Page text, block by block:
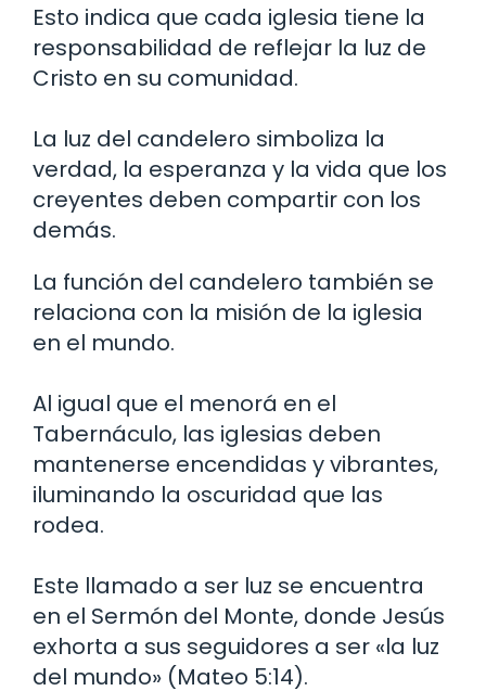
Esto indica que cada iglesia tiene la
responsabilidad de reflejar la luz de
Cristo en su comunidad.
La luz del candelero simboliza la
verdad, la esperanza y la vida que los
creyentes deben compartir con los
demás.
La función del candelero también se
relaciona con la misión de la iglesia
en el mundo.
Al igual que el menorá en el
Tabernáculo, las iglesias deben
mantenerse encendidas y vibrantes,
iluminando la oscuridad que las
rodea.
Este llamado a ser luz se encuentra
en el Sermón del Monte, donde Jesús
exhorta a sus seguidores a ser «la luz
del mundo» (Mateo 5:14).